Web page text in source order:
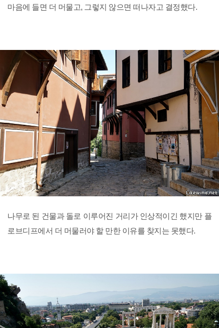
마음에 들면 더 머물고, 그렇지 않으면 떠나자고 결정했다.
나무로 된 건물과 돌로 이루어진 거리가 인상적이긴 했지만 플
로브디프에서 더 머물러야 할 만한 이유를 찾지는 못했다.